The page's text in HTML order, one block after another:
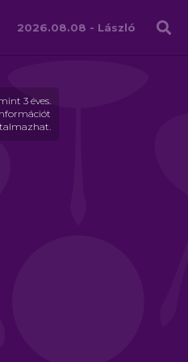
2026.08.08 - László
3 éves.